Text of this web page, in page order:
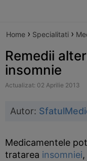
Home › Specialitati ›
Remedii
insomnie
Actualizat: 02 Aprilie 2013
Autor:
Medicamentele
tratarea insomniei